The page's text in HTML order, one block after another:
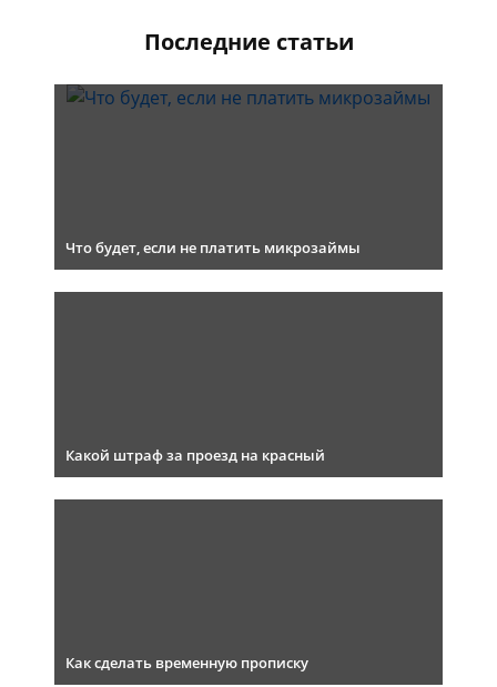
Последние статьи
Что будет, если не платить микрозаймы
Какой штраф за проезд на красный
Как сделать временную прописку